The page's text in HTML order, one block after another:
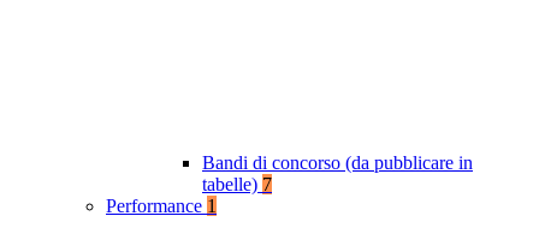
Bandi di concorso (da pubblicare in
tabelle) 7
Performance 1